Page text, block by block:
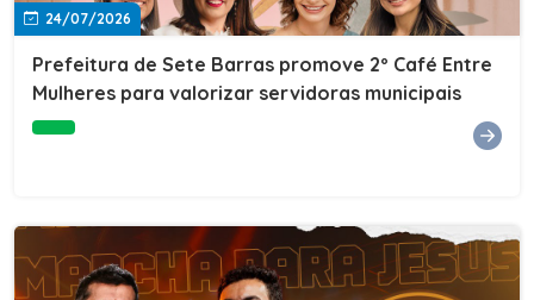
24/07/2026
Prefeitura de Sete Barras promove 2º Café Entre
Mulheres para valorizar servidoras municipais